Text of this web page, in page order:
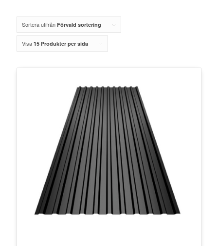
Sortera utifrån Förvald sortering
Visa 15 Produkter per sida